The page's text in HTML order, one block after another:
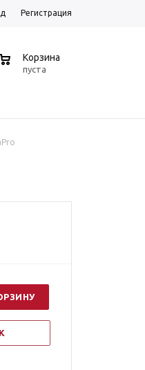
Регистрация
Корзина
пуста